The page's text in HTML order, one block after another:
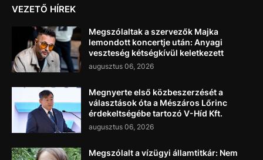
VEZETŐ HÍREK
Megszólaltak a szervezők Majka
lemondott koncertje után: Anyagi
veszteség kétségkívül keletkezett
augusztus 06, 2026
Megnyerte első közbeszerzését a
választások óta a Mészáros Lőrinc
érdekeltségébe tartozó V-Híd Kft.
augusztus 06, 2026
Megszólalt a vízügyi államtitkár: Nem